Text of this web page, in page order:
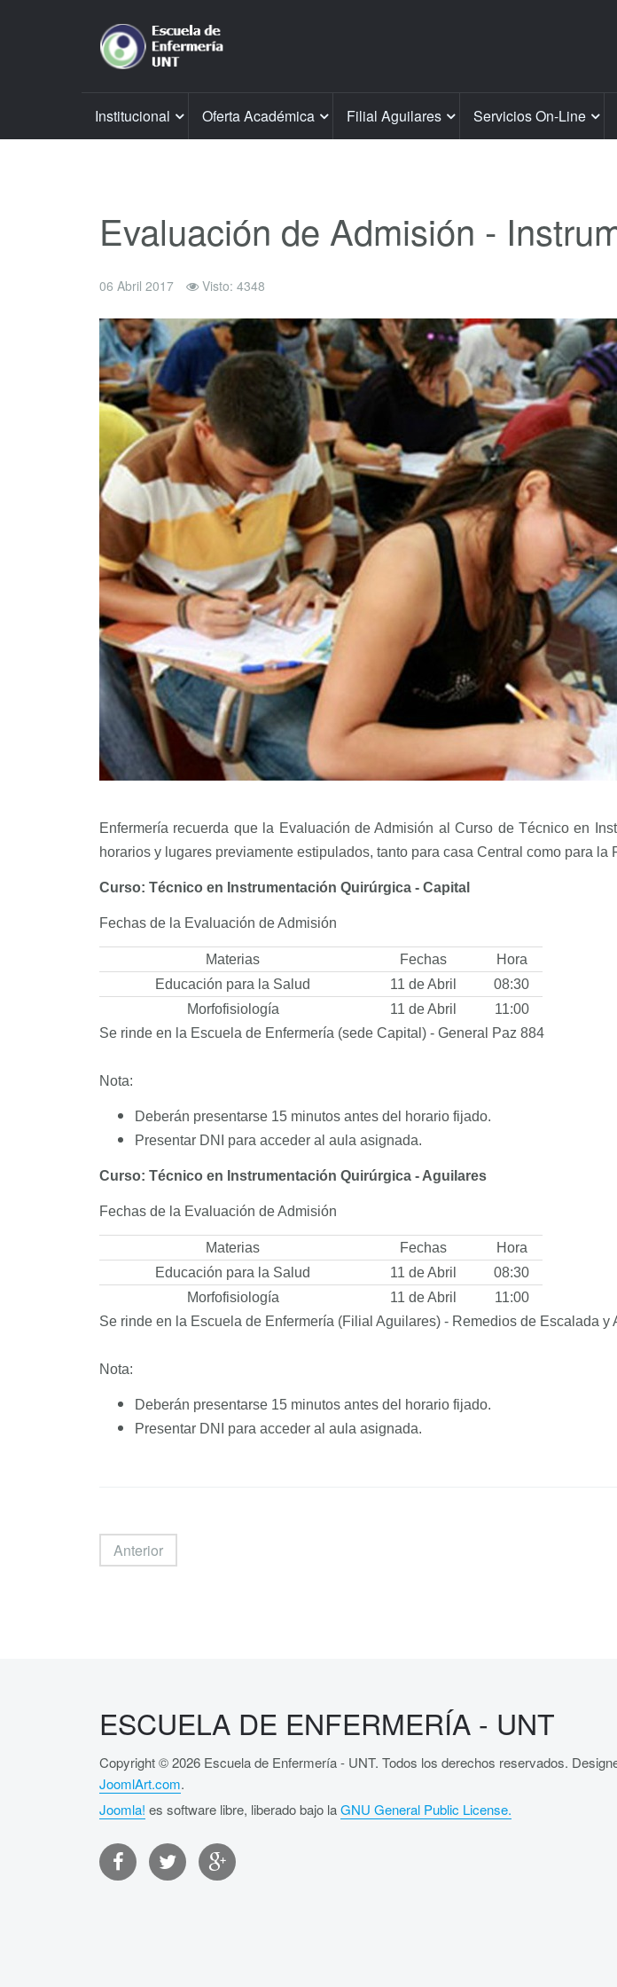
Institucional Oferta Académica Filial Aguilares Servicios On-Line
Evaluación de Admisión -
06 Abril 2017 Visto: 4348
Enfermería recuerda que la Evaluación de Admisión al Curso de Técnico en
horarios y lugares previamente estipulados, tanto para casa Central como para la
Curso: Técnico en Instrumentación Quirúrgica - Capital
Fechas de la Evaluación de Admisión
Materias Fechas
Hora
Educación para la Salud
11 de Abril
08:30
Morfofisiología
11 de Abril
11:00
Se rinde en la Escuela de Enfermería (sede Capital) - General Paz 884
Nota:
Deberán presentarse 15 minutos antes del horario fijado.
Presentar DNI para acceder al aula asignada.
Curso: Técnico en Instrumentación Quirúrgica - Aguilares
Fechas de la Evaluación de Admisión
Materias Fechas
Hora
Educación para la Salud
11 de Abril
08:30
Morfofisiología
11 de Abril
11:00
Se rinde en la Escuela de Enfermería (Filial Aguilares) - Remedios de Escalada y
Nota:
Deberán presentarse 15 minutos antes del horario fijado.
Presentar DNI para acceder al aula asignada.
Anterior
ESCUELA DE ENFERMERÍA - UNT
Copyright © 2026 Escuela de Enfermería - UNT. Todos los derechos reservados.
JoomlArt.com.
Joomla! es software libre, liberado bajo laGNU General Public License.